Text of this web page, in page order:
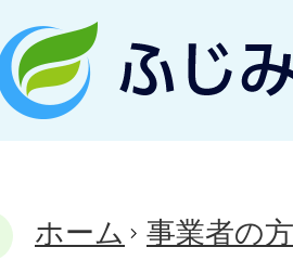
ホーム 事業者の